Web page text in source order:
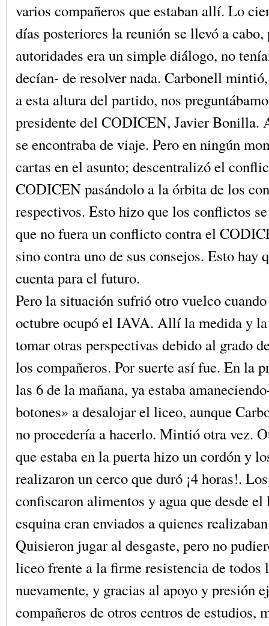
varios compañeros que estaban allí. Lo
días posteriores la reunión se llevó a cabo,
autoridades era un simple diálogo, no
decían- de resolver nada. Carbonell
a esta altura del partido, nos
presidente del CODICEN, Javier Bonilla.
se encontraba de viaje. Pero en ningún
cartas en el asunto; descentralizó el
CODICEN pasándolo a la órbita de los
respectivos. Esto hizo que los conflictos
que no fuera un conflicto contra el
sino contra uno de sus consejos. Esto hay
cuenta para el futuro.
Pero la situación sufrió otro vuelco
octubre ocupó el IAVA. Allí la medida y
tomar otras perspectivas debido al grado
los compañeros. Por suerte así fue. En la
las 6 de la mañana, ya estaba
botones» a desalojar el liceo, aunque
no procedería a hacerlo. Mintió otra vez.
que estaba en la puerta hizo un cordón y
realizaron un cerco que duró ¡4 horas!.
confiscaron alimentos y agua que desde
esquina eran enviados a quienes
Quisieron jugar al desgaste, pero no
liceo frente a la firme resistencia de todos
nuevamente, y gracias al apoyo y presión
compañeros de otros centros de estudios,